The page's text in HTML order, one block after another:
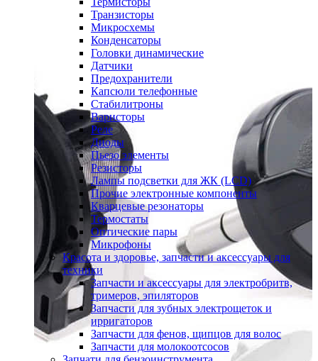
Транзисторы
Микросхемы
Конденсаторы
Головки динамические
Датчики
Предохранители
Капсюли телефонные
Стабилитроны
Варисторы
Реле
Диоды
Пьезо элементы
Резисторы
Лампы подсветки для ЖК (LCD)
Прочие электронные компоненты
Кварцевые резонаторы
Термостаты
Оптические пары
Микрофоны
Красота и здоровье, запчасти и аксессуары для
техники
Запчасти и аксессуары для электробритв,
тримеров, эпиляторов
Запчасти для зубных электрощеток и
ирригаторов
Запчасти для фенов, щипцов для волос
Запчасти для молокоотсосов